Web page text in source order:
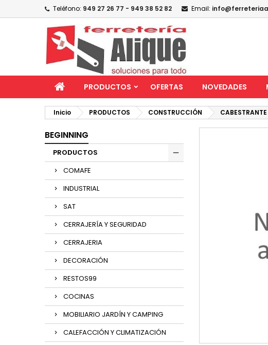
Teléfono: 949 27 26 77 - 949 38 52 82 Email:
PRODUCTOS OFERTAS NOVEDADES
Inicio PRODUCTOS CONSTRUCCIÓN
BEGINNING
PRODUCTOS
COMAFE
INDUSTRIAL
SAT
CERRAJERÍA Y SEGURIDAD
CERRAJERIA
DECORACIÓN
RESTOS99
COCINAS
MOBILIARIO JARDÍN Y CAMPING
CALEFACCIÓN Y CLIMATIZACIÓN